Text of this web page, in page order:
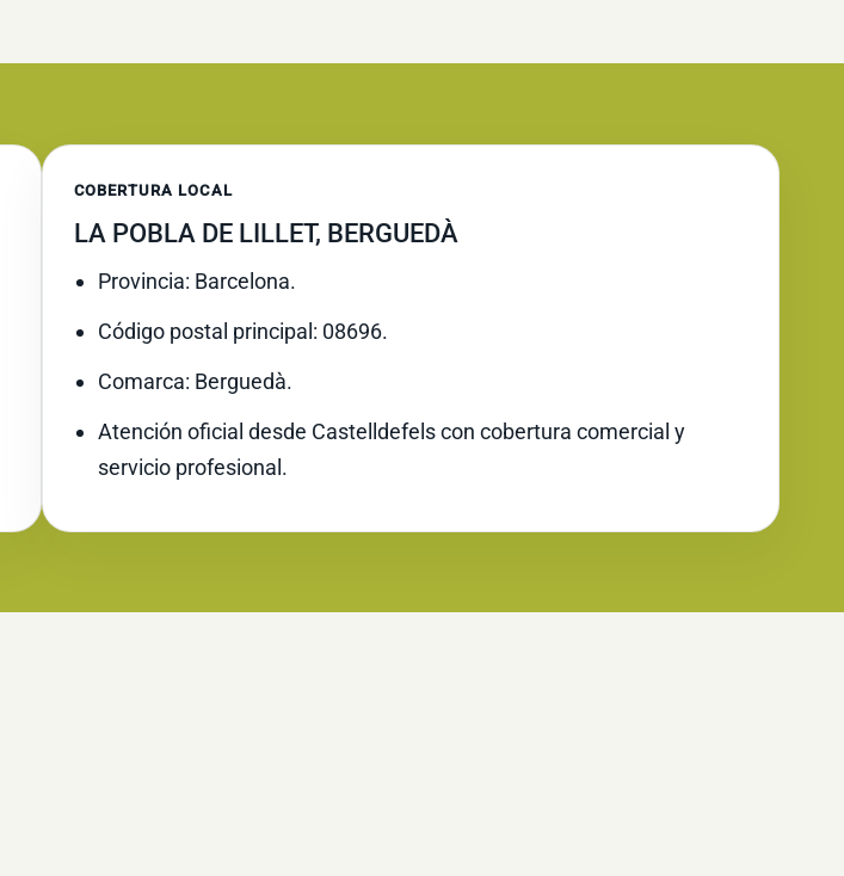
COBERTURA LOCAL
LA POBLA DE LILLET, BERGUEDÀ
Provincia: Barcelona.
Código postal principal: 08696.
Comarca: Berguedà.
Atención oficial desde Castelldefels con cobertura comercial y
servicio profesional.